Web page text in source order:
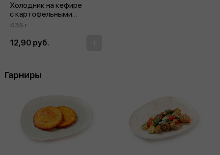
Холодник на кефире
с картофельными
дольками
435 г
12,90 руб.
Гарниры